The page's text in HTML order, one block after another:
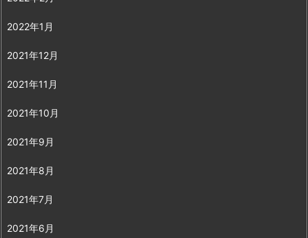
2022年1月
2021年12月
2021年11月
2021年10月
2021年9月
2021年8月
2021年7月
2021年6月